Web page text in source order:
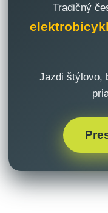
Tradičný
Jazdi štýlovo,